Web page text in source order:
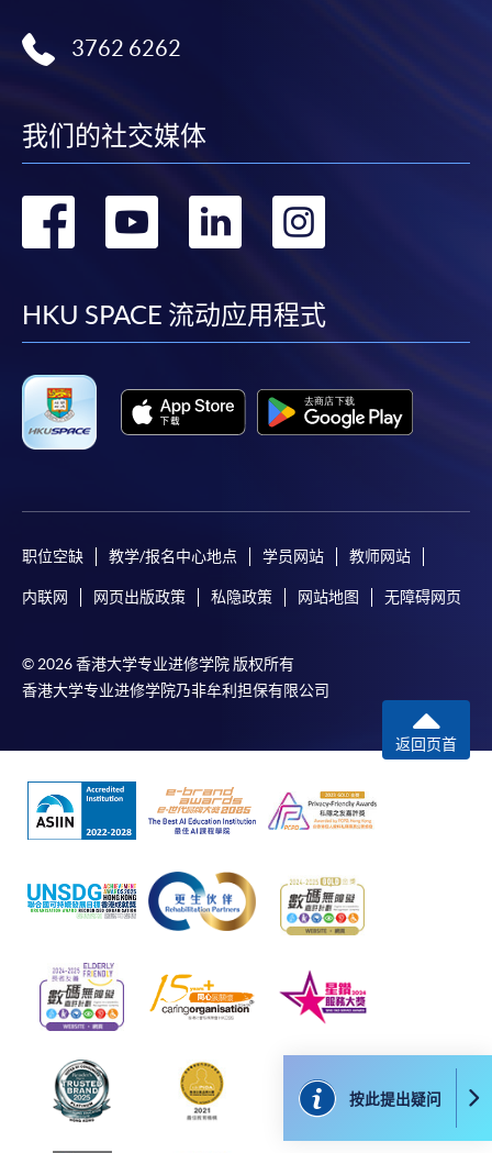
3. VISA / Mastercard
Mastercard（包括「香港大学专业进修学院
Mastercard卡」）缴付学费。香港大学专业进修学院
享有十个月免息分期付款优惠，惟课程申请人必须为
信用卡持有人。详情请向学院报名中心职员查询。
大部份公开招生的课程（以先到先得形式报名）及个
网上使用「缴费灵」（不适用於手机）、VISA或
Mastercard缴付有关课程的报名费或学费。除上述支
付方式之外，如就读学历颁授课程设有网上服务，学
参阅报名办法 -网上报名服务。
注意事项:
名程序，建议申请人亲身到学院报名中心报名，并避
免使用支票付款。
除由学院裁定的特殊情况（例如课程因报名人数不足
而取消）之外，一切已缴费用概不退还。如获学院批
准退还款项，以现金、易办事、微信支付、支付宝、
支票或缴费灵（只限网上付款）方式缴交之款项，将
以支票退款；以信用卡缴交之款项，退款将直接退还
到支付款项时使用的信用卡户口。
除本学院网页所列明的学费外，个别课程或有其他额
外收费，详情请联络有关学科职员。
学费及学额不得转让他人。一经取录，学员不得转读
其他课程，惟学院对特殊情况，可酌情处理。转读申
学院对邮递失误而遗失的支票或本票、付款收据或个
人资料，概不负责。
若学员有意申请付款证明书，请把填妥之申请表、贴
按此提出疑问
折
3762 6262
我们的社交媒体
转
facebook
转
youtube
转
linkedin
HKU SPACE 流动应用程式
职位空缺 教学/报名中心地点 学员网站 教师网站
内联网 网页出版政策 私隐政策 网站地图 无障碍网页
© 2026 香港大学专业进修学院 版权所有
香港大学专业进修学院乃非牟利担保有限公司
返回页首